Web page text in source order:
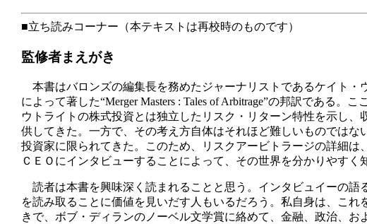
■立ち読みコーナー（本テキストは再校時のものです）
監修者まえがき
本書はバロンズの編集長を務めたジャーナリストであるケイト・
によって著した“Merger Masters : Tales of Arbitrage”の邦訳である
ウトライトの株式投資とは独立したリスク・リターン特性を示し
供してきた。一方で、その考え方自体はそれほど難しいものでは
投資家に限られてきた。このため、リスクアービトラージの詳細
ＣＥＯにインタビューすることによって、その世界を分かりやすく
読者は本書を興味深く読まれることと思う。インタビュイーの語
を読み取ることに価値を見いだす人もいるだろう。私自身は、こ
きで、ボブ・ディランのノーベル文学賞に絡めて、金融、政治、